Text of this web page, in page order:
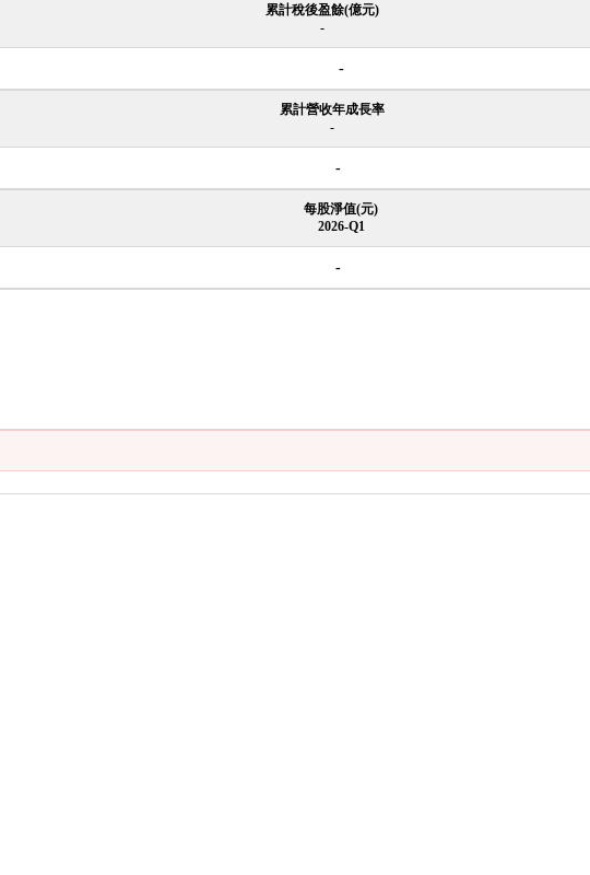
累計稅後盈餘(億元)
-
-
累計營收年成長率
-
-
每股淨值(元)
2026-Q1
-